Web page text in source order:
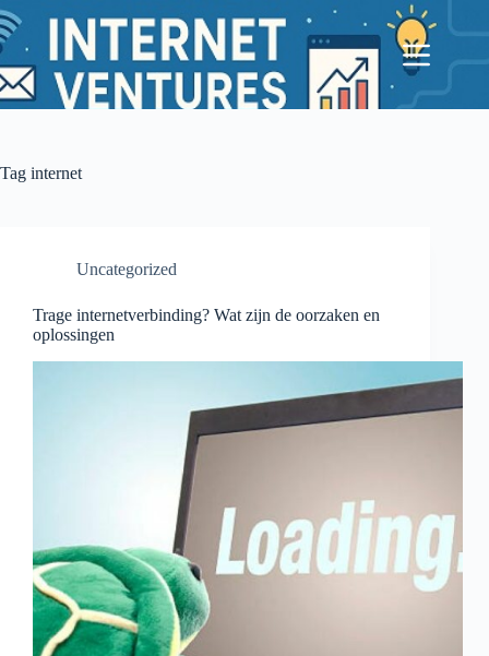
Ga
naar
de
inhoud
Tag internet
Uncategorized
Trage internetverbinding? Wat zijn de oorzaken en
oplossingen